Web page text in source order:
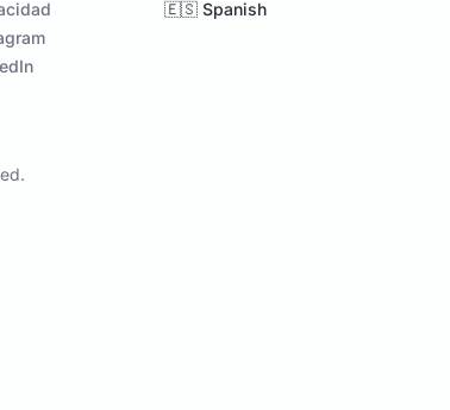
🇪🇸 Spanish